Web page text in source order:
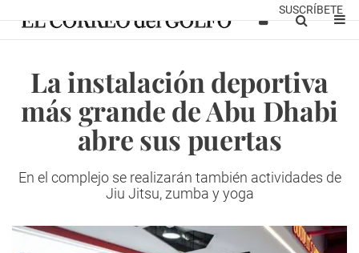
SUSCRÍBETE
La instalación deportiva
más grande de Abu Dhabi
abre sus puertas
En el complejo se realizarán también actividades de
Jiu Jitsu, zumba y yoga